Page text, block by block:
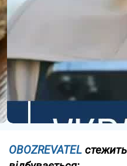
OBOZREVATEL